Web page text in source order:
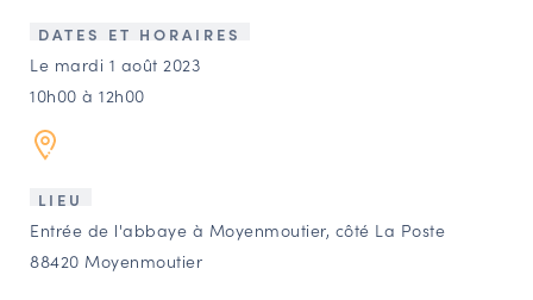
CONTACT
Agenda
Annuaire
Ressources
DATES ET HORAIRES
Le mardi 1 août 2023
10h00 à 12h00
LIEU
Entrée de l'abbaye à Moyenmoutier, côté La Poste
88420 Moyenmoutier